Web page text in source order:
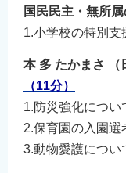
国民民主・無所属
1.小学校の特別支
本 多 たかまさ （
（11分）
1.防災強化につい
2.保育園の入園選
3.動物愛護につい